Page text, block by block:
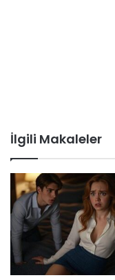
İlgili Makaleler